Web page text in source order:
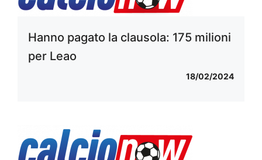
Hanno pagato la clausola: 175 milioni
per Leao
18/02/2024